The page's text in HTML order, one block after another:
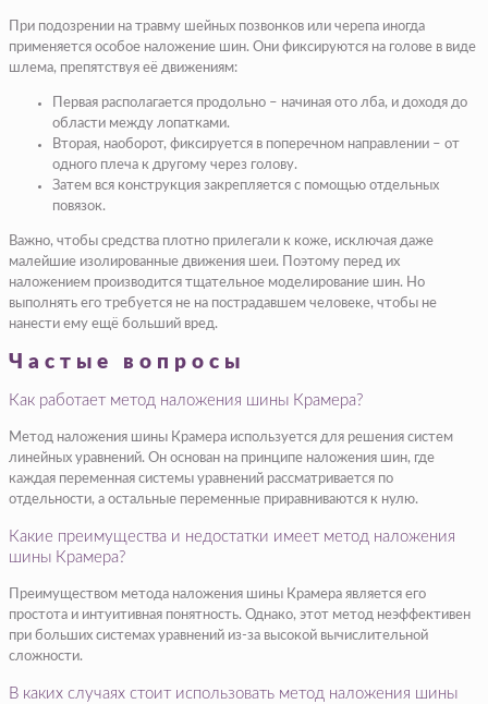
При подозрении на травму шейных позвонков или черепа иногда
применяется особое наложение шин. Они фиксируются на голове в виде
шлема, препятствуя её движениям:
Первая располагается продольно – начиная ото лба, и доходя до
области между лопатками.
Вторая, наоборот, фиксируется в поперечном направлении – от
одного плеча к другому через голову.
Затем вся конструкция закрепляется с помощью отдельных
повязок.
Важно, чтобы средства плотно прилегали к коже, исключая даже
малейшие изолированные движения шеи. Поэтому перед их
наложением производится тщательное моделирование шин. Но
выполнять его требуется не на пострадавшем человеке, чтобы не
нанести ему ещё больший вред.
Частые вопросы
Как работает метод наложения шины Крамера?
Метод наложения шины Крамера используется для решения систем
линейных уравнений. Он основан на принципе наложения шин, где
каждая переменная системы уравнений рассматривается по
отдельности, а остальные переменные приравниваются к нулю.
Какие преимущества и недостатки имеет метод наложения
шины Крамера?
Преимуществом метода наложения шины Крамера является его
простота и интуитивная понятность. Однако, этот метод неэффективен
при больших системах уравнений из-за высокой вычислительной
сложности.
В каких случаях стоит использовать метод наложения шины